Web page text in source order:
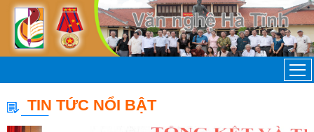
TIN TỨC NỔI BẬT